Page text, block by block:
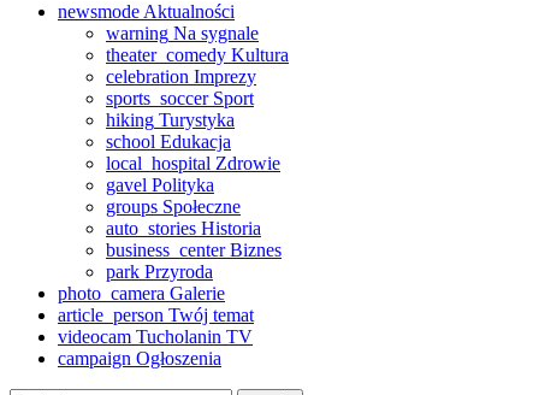
newsmode Aktualności
warning Na sygnale
theater_comedy Kultura
celebration Imprezy
sports_soccerSport
hiking Turystyka
school Edukacja
local_hospital Zdrowie
gavel Polityka
groups Społeczne
auto_stories Historia
business_centerBiznes
park Przyroda
photo_camera Galerie
article_person Twój temat
videocam Tucholanin TV
campaign Ogłoszenia